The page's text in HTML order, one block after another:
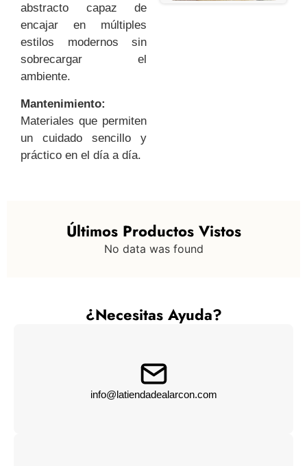
abstracto capaz de
encajar en múltiples
estilos modernos sin
sobrecargar el
ambiente.
Mantenimiento:
Materiales que permiten
un cuidado sencillo y
práctico en el día a día.
Últimos Productos Vistos
No data was found
¿Necesitas Ayuda?
info@latiendadealarcon.com